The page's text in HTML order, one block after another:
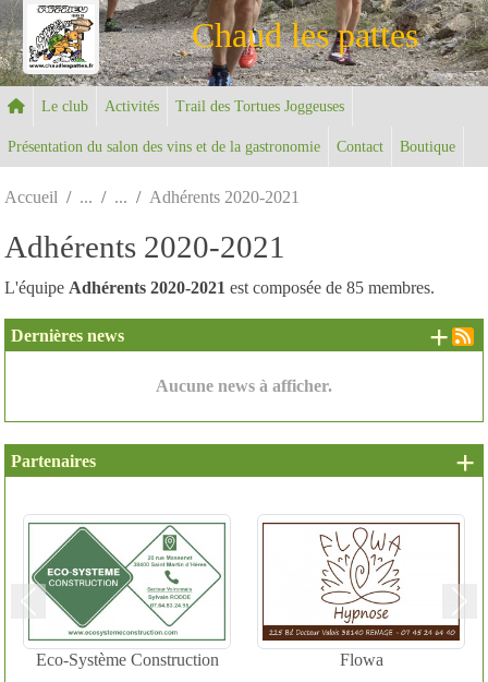
Chaud les pattes
Le club Activités Trail des Tortues Joggeuses
Présentation du salon des vins et de la gastronomie Contact Boutique
Accueil Adhérents 2020-2021
Adhérents 2020-2021
L'équipe Adhérents 2020-2021 est composée de 85 membres.
Dernières news
Aucune news à afficher.
+
Partenaires
Eco-Système Construction Flowa
Précedent
+
Panneau de gestion des cookies